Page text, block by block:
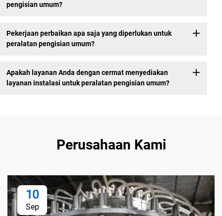
pengisian umum?
Pekerjaan perbaikan apa saja yang diperlukan untuk
peralatan pengisian umum?
Apakah layanan Anda dengan cermat menyediakan
layanan instalasi untuk peralatan pengisian umum?
Perusahaan Kami
10
Sep